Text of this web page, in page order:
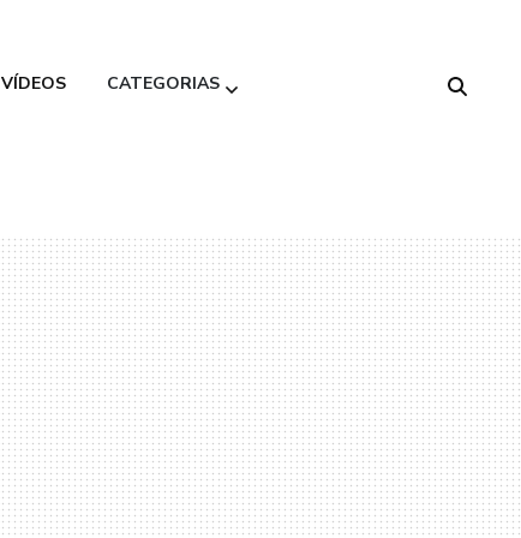
VÍDEOS CATEGORIAS
Beleza
Decoração
Gastronomia
Moda
Variedades
Viagem